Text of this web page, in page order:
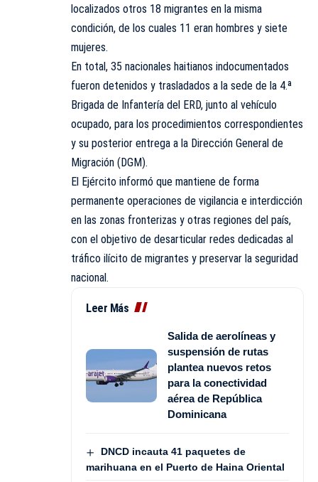
localizados otros 18 migrantes en la misma
condición, de los cuales 11 eran hombres y siete
mujeres.
En total, 35 nacionales haitianos indocumentados
fueron detenidos y trasladados a la sede de la 4.ª
Brigada de Infantería del ERD, junto al vehículo
ocupado, para los procedimientos correspondientes
y su posterior entrega a la Dirección General de
Migración (DGM).
El Ejército informó que mantiene de forma
permanente operaciones de vigilancia e interdicción
en las zonas fronterizas y otras regiones del país,
con el objetivo de desarticular redes dedicadas al
tráfico ilícito de migrantes y preservar la seguridad
nacional.
Leer Más
Salida de aerolíneas y
suspensión de rutas
plantea nuevos retos
para la conectividad
aérea de República
Dominicana
DNCD incauta 41 paquetes de
marihuana en el Puerto de Haina Oriental